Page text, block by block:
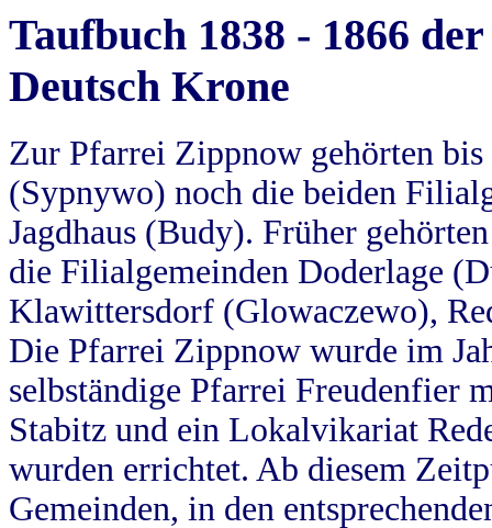
Taufbuch 1838 - 1866
Deutsch Krone
Zur Pfarrei Zippnow gehörten
(Sypnywo) noch die beiden
Jagdhaus (Budy). Früher
die Filialgemeinden Doderlage
Klawittersdorf (Glowaczewo),
Die Pfarrei Zippnow wurde im
selbständige Pfarrei Freudenfier
Stabitz und ein Lokalvikariat
wurden errichtet. Ab diesem
Gemeinden, in den